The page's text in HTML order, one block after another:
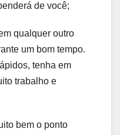
de você;
qualquer outro
um bom tempo.
tenha em
trabalho e
bem o ponto